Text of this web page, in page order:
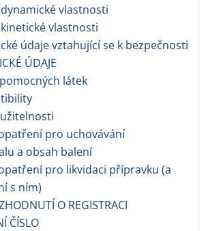
vlastnosti
vlastnosti
údaje vztahující se k bezpečnosti
ÚDAJE
látek
pro uchovávání
a obsah balení
pro likvidaci přípravku (a
s ním)
O REGISTRACI
ČÍSLO